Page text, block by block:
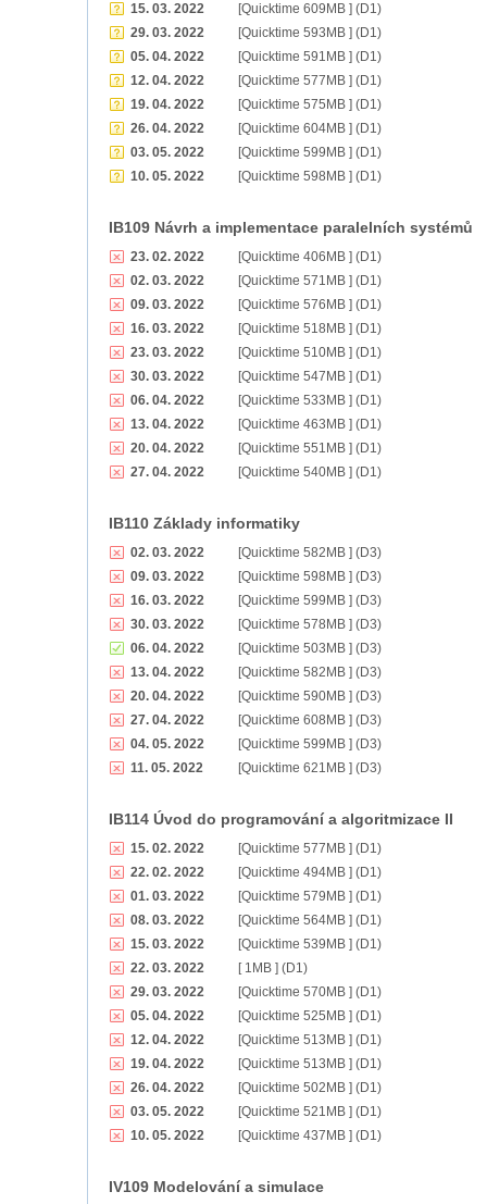
15. 03. 2022
[Quicktime 609MB ] (D1)
29. 03. 2022
[Quicktime 593MB ] (D1)
05. 04. 2022
[Quicktime 591MB ] (D1)
12. 04. 2022
[Quicktime 577MB ] (D1)
19. 04. 2022
[Quicktime 575MB ] (D1)
26. 04. 2022
[Quicktime 604MB ] (D1)
03. 05. 2022
[Quicktime 599MB ] (D1)
10. 05. 2022
[Quicktime 598MB ] (D1)
IB109 Návrh a implementace paralelních systémů
23. 02. 2022
[Quicktime 406MB ] (D1)
02. 03. 2022
[Quicktime 571MB ] (D1)
09. 03. 2022
[Quicktime 576MB ] (D1)
16. 03. 2022
[Quicktime 518MB ] (D1)
23. 03. 2022
[Quicktime 510MB ] (D1)
30. 03. 2022
[Quicktime 547MB ] (D1)
06. 04. 2022
[Quicktime 533MB ] (D1)
13. 04. 2022
[Quicktime 463MB ] (D1)
20. 04. 2022
[Quicktime 551MB ] (D1)
27. 04. 2022
[Quicktime 540MB ] (D1)
IB110 Základy informatiky
02. 03. 2022
[Quicktime 582MB ] (D3)
09. 03. 2022
[Quicktime 598MB ] (D3)
16. 03. 2022
[Quicktime 599MB ] (D3)
30. 03. 2022
[Quicktime 578MB ] (D3)
06. 04. 2022
[Quicktime 503MB ] (D3)
13. 04. 2022
[Quicktime 582MB ] (D3)
20. 04. 2022
[Quicktime 590MB ] (D3)
27. 04. 2022
[Quicktime 608MB ] (D3)
04. 05. 2022
[Quicktime 599MB ] (D3)
11. 05. 2022
[Quicktime 621MB ] (D3)
IB114 Úvod do programování a algoritmizace II
15. 02. 2022
[Quicktime 577MB ] (D1)
22. 02. 2022
[Quicktime 494MB ] (D1)
01. 03. 2022
[Quicktime 579MB ] (D1)
08. 03. 2022
[Quicktime 564MB ] (D1)
15. 03. 2022
[Quicktime 539MB ] (D1)
22. 03. 2022
[ 1MB ] (D1)
29. 03. 2022
[Quicktime 570MB ] (D1)
05. 04. 2022
[Quicktime 525MB ] (D1)
12. 04. 2022
[Quicktime 513MB ] (D1)
19. 04. 2022
[Quicktime 513MB ] (D1)
26. 04. 2022
[Quicktime 502MB ] (D1)
03. 05. 2022
[Quicktime 521MB ] (D1)
10. 05. 2022
[Quicktime 437MB ] (D1)
IV109 Modelování a simulace